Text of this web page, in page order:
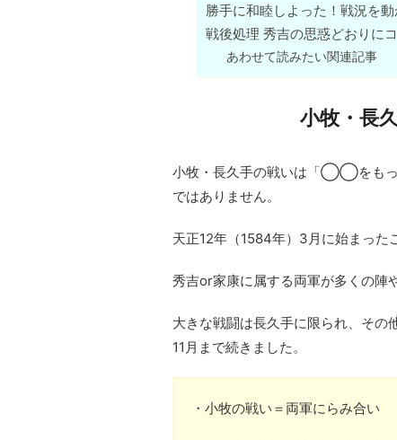
勝手に和睦しよった！戦況を
戦後処理 秀吉の思惑どおりに
あわせて読みたい関連記事
小牧・長
小牧・長久手の戦いは「◯◯をもっ
ではありません。
天正12年（1584年）3月に始まった
秀吉or家康に属する両軍が多くの陣
大きな戦闘は長久手に限られ、その
11月まで続きました。
・小牧の戦い＝両軍にらみ合い